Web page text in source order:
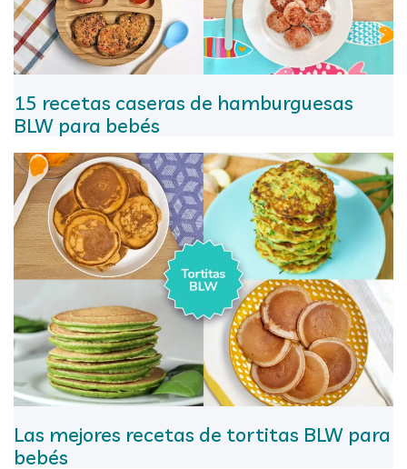
15 recetas caseras de hamburguesas
BLW para bebés
Las mejores recetas de tortitas BLW para
bebés